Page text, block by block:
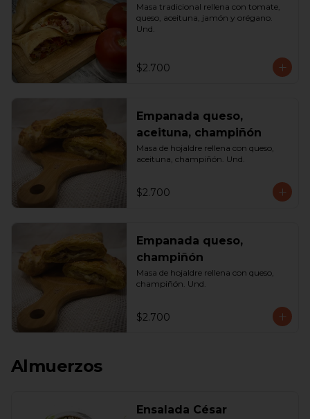
Masa tradicional rellena con tomate,
queso, aceituna, jamón y orégano.
Und.
$2.700
Empanada queso,
aceituna, champiñón
Masa de hojaldre rellena con queso,
aceituna, champiñón. Und.
$2.700
Empanada queso,
champiñón
Masa de hojaldre rellena con queso,
champiñón. Und.
$2.700
Almuerzos
Ensalada César